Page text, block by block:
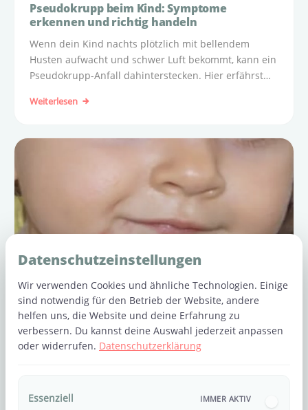
Pseudokrupp beim Kind: Symptome
erkennen und richtig handeln
Wenn dein Kind nachts plötzlich mit bellendem
Husten aufwacht und schwer Luft bekommt, kann ein
Pseudokrupp-Anfall dahinterstecken. Hier erfährst
Eltern sofort helfen können.
Weiterlesen
Hand-Fuß-Mund-Krankheit beim Kind: Was
Eltern wissen sollten
Ausschlag an Händen, Füßen oder im Windelbereich.
Datenschutzeinstellungen
Wir verwenden Cookies und ähnliche Technologien. Einige
sind notwendig für den Betrieb der Website, andere
helfen uns, die Website und deine Erfahrung zu
verbessern. Du kannst deine Auswahl jederzeit anpassen
oder widerrufen. Datenschutzerklärung
Essenziell IMMER AKTIV